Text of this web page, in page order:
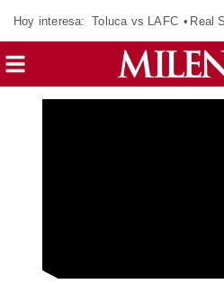
Hoy interesa: Toluca vs LAFC Real